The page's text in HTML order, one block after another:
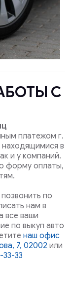
С
платежом г.
в
и у компаний.
форму оплаты,
по
нам в
все ваши
по выкуп авто
наш офис
7, 02002 или
33-33